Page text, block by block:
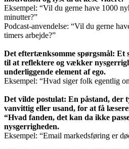
Eksempel: “Vil du gerne have 1000
minutter?”
Podcast-anvendelse: “Vil du gerne
timers arbejde?”
Det eftertænksomme spørgsmål: Et
til at reflektere og vækker
underliggende element af ego.
Eksempel: “Hvad siger folk egentlig
Det vilde postulat: En påstand, der
vanvittig eller usand, for at få
“Hvad fanden, det kan da ikke
nysgerrigheden.
Eksempel: “Email markedsføring er